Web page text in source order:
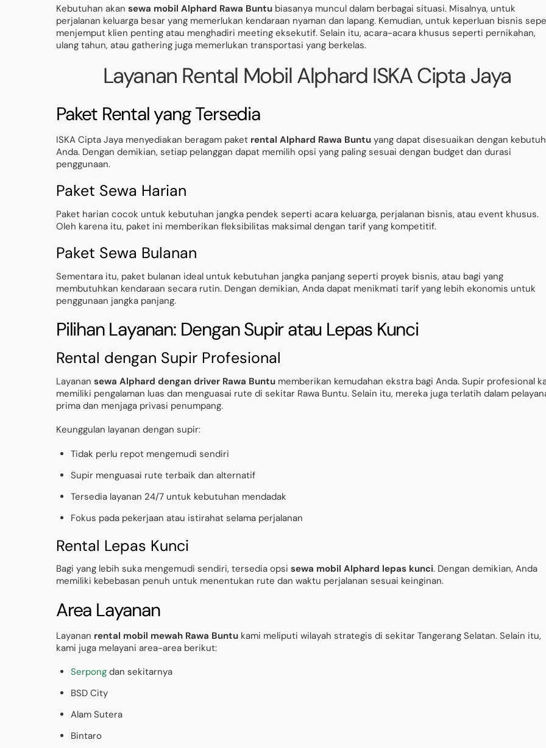
Kebutuhan akan sewa mobil Alphard Rawa Buntu biasanya muncul dalam berbagai situasi. Misalnya, untuk
perjalanan keluarga besar yang memerlukan kendaraan nyaman dan lapang. Kemudian, untuk keperluan bisnis
menjemput klien penting atau menghadiri meeting eksekutif. Selain itu, acara-acara khusus seperti pernikahan,
ulang tahun, atau gathering juga memerlukan transportasi yang berkelas.
Layanan Rental Mobil Alphard ISKA Cipta Jaya
Paket Rental yang Tersedia
ISKA Cipta Jaya menyediakan beragam paket rental Alphard Rawa Buntu yang dapat disesuaikan dengan
Anda. Dengan demikian, setiap pelanggan dapat memilih opsi yang paling sesuai dengan budget dan durasi
penggunaan.
Paket Sewa Harian
Paket harian cocok untuk kebutuhan jangka pendek seperti acara keluarga, perjalanan bisnis, atau event khusus.
Oleh karena itu, paket ini memberikan fleksibilitas maksimal dengan tarif yang kompetitif.
Paket Sewa Bulanan
Sementara itu, paket bulanan ideal untuk kebutuhan jangka panjang seperti proyek bisnis, atau bagi yang
membutuhkan kendaraan secara rutin. Dengan demikian, Anda dapat menikmati tarif yang lebih ekonomis untuk
penggunaan jangka panjang.
Pilihan Layanan: Dengan Supir atau Lepas Kunci
Rental dengan Supir Profesional
Layanan sewa Alphard dengan driver Rawa Buntu memberikan kemudahan ekstra bagi Anda. Supir profesional
memiliki pengalaman luas dan menguasai rute di sekitar Rawa Buntu. Selain itu, mereka juga terlatih dalam
prima dan menjaga privasi penumpang.
Keunggulan layanan dengan supir:
Tidak perlu repot mengemudi sendiri
Supir menguasai rute terbaik dan alternatif
Tersedia layanan 24/7 untuk kebutuhan mendadak
Fokus pada pekerjaan atau istirahat selama perjalanan
Rental Lepas Kunci
Bagi yang lebih suka mengemudi sendiri, tersedia opsi sewa mobil Alphard lepas kunci. Dengan demikian, Anda
memiliki kebebasan penuh untuk menentukan rute dan waktu perjalanan sesuai keinginan.
Area Layanan
Layanan rental mobil mewah Rawa Buntu kami meliputi wilayah strategis di sekitar Tangerang Selatan. Selain itu,
kami juga melayani area-area berikut:
Serpong dan sekitarnya
BSD City
Alam Sutera
Bintaro